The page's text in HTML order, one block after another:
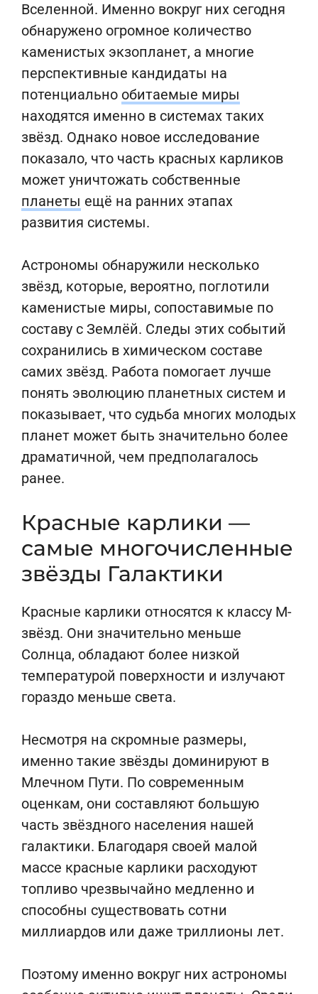
Вселенной. Именно вокруг них сегодня
обнаружено огромное количество
каменистых экзопланет, а многие
перспективные кандидаты на
потенциально обитаемые миры
находятся именно в системах таких
звёзд. Однако новое исследование
показало, что часть красных карликов
может уничтожать собственные
планеты ещё на ранних этапах
развития системы.
Астрономы обнаружили несколько
звёзд, которые, вероятно, поглотили
каменистые миры, сопоставимые по
составу с Землёй. Следы этих событий
сохранились в химическом составе
самих звёзд. Работа помогает лучше
понять эволюцию планетных систем и
показывает, что судьба многих молодых
планет может быть значительно более
драматичной, чем предполагалось
ранее.
Красные карлики —
самые многочисленные
звёзды Галактики
Красные карлики относятся к классу М-
звёзд. Они значительно меньше
Солнца, обладают более низкой
температурой поверхности и излучают
гораздо меньше света.
Несмотря на скромные размеры,
именно такие звёзды доминируют в
Млечном Пути. По современным
оценкам, они составляют большую
часть звёздного населения нашей
галактики. Благодаря своей малой
массе красные карлики расходуют
топливо чрезвычайно медленно и
способны существовать сотни
миллиардов или даже триллионы лет.
Поэтому именно вокруг них астрономы